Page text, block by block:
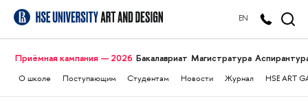
EN
Приёмная кампания — 2026 Бакалавриат Магистратура
О школе Поступающим Студентам Новости Журнал HSE ART